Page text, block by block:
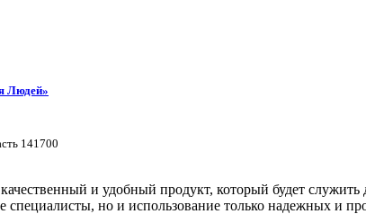
Людей»
141700
и удобный продукт, который будет
но и использование только надежных и